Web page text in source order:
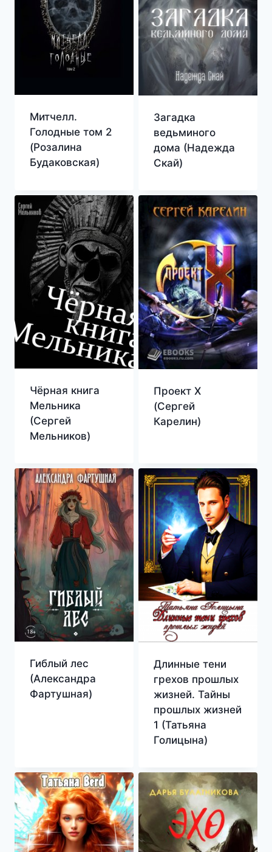
Митчелл.
Голодные том 2
(Розалина
Будаковская)
Загадка
ведьминого
дома (Надежда
Скай)
Чёрная книга
Мельника
(Сергей
Мельников)
Проект Х
(Сергей
Карелин)
Гиблый лес
(Александра
Фартушная)
Длинные тени
грехов прошлых
жизней. Тайны
прошлых жизней
1 (Татьяна
Голицына)